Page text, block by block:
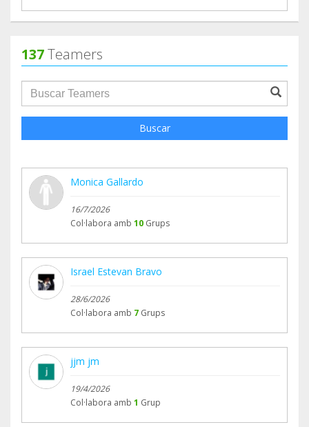
137Teamers
groupProfile.searchForm.search.text???
Buscar
Monica Gallardo
16/7/2026
Col·labora amb 10 Grups
Israel Estevan Bravo
28/6/2026
Col·labora amb 7 Grups
jjm jm
19/4/2026
Col·labora amb 1 Grup